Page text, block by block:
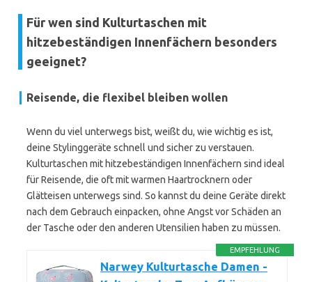
Für wen sind Kulturtaschen mit
hitzebeständigen Innenfächern besonders
geeignet?
Reisende, die flexibel bleiben wollen
Wenn du viel unterwegs bist, weißt du, wie wichtig es ist,
deine Stylinggeräte schnell und sicher zu verstauen.
Kulturtaschen mit hitzebeständigen Innenfächern sind ideal
für Reisende, die oft mit warmen Haartrocknern oder
Glätteisen unterwegs sind. So kannst du deine Geräte direkt
nach dem Gebrauch einpacken, ohne Angst vor Schäden an
der Tasche oder den anderen Utensilien haben zu müssen.
EMPFEHLUNG
Narwey Kulturtasche Damen -